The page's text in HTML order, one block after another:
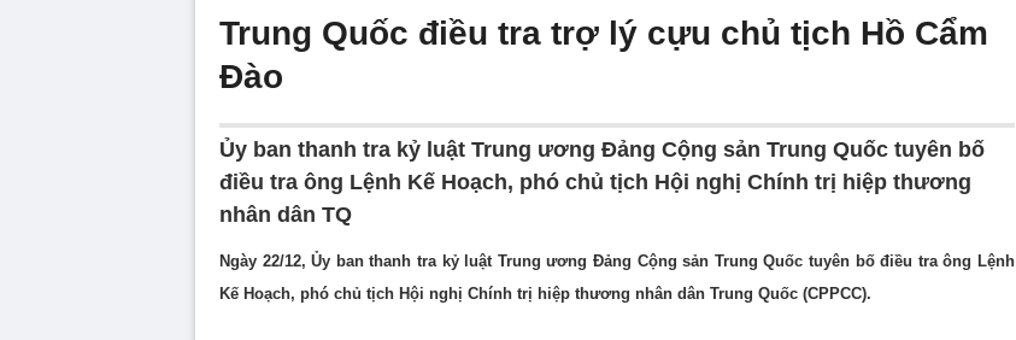
Trung Quốc điều tra trợ lý cựu chủ tịch Hồ Cẩm
Ðào
Ủy ban thanh tra kỷ luật Trung ương Ðảng Cộng sản Trung Quốc tuyên bố
điều tra ông Lệnh Kế Hoạch, phó chủ tịch Hội nghị Chính trị hiệp thương
nhân dân TQ
Ngày 22/12, Ủy ban thanh tra kỷ luật Trung ương Ðảng Cộng sản Trung Quốc tuyên bố điều tra ông Lệnh
Kế Hoạch, phó chủ tịch Hội nghị Chính trị hiệp thương nhân dân Trung Quốc (CPPCC).